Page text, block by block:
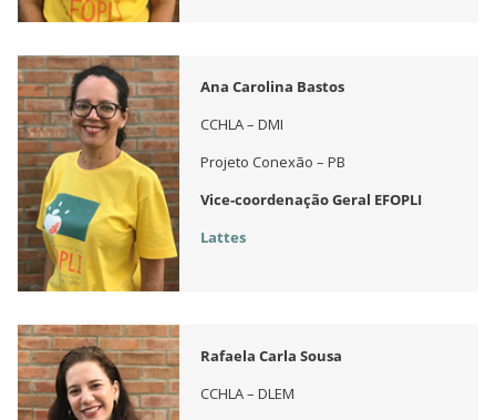
Ana Carolina Bastos
CCHLA – DMI
Projeto Conexão – PB
Vice-coordenação Geral EFOPLI
Lattes
Rafaela Carla Sousa
CCHLA – DLEM